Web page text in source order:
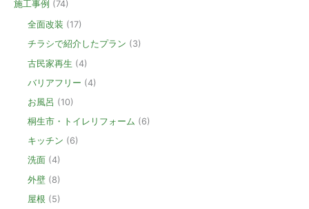
施工事例 (74)
全面改装 (17)
チラシで紹介したプラン (3)
古民家再生 (4)
バリアフリー (4)
お風呂 (10)
桐生市・トイレリフォーム (6)
キッチン (6)
洗面 (4)
外壁 (8)
屋根 (5)